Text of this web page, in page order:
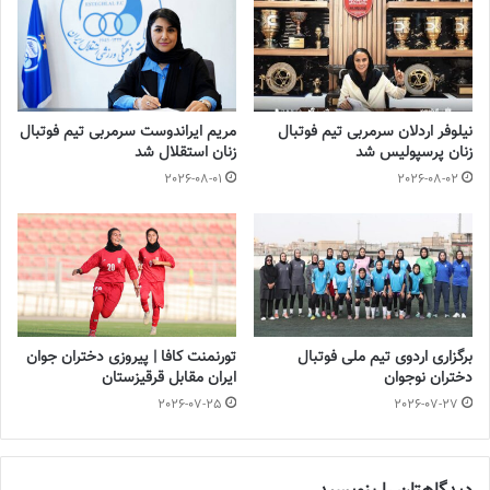
تازه‌ترین خبرها از درمان ۲ ملی‌پوش فوتبال
زنان
2023-12-24
دعوت آزمون از 30 بازیکن به اردوی تیم ملی
آینده درخشانی در انتظار فوتبال بانوان است
2022-12-10
دو خرید تازه، از فوتسالیست سابق تا خانم لژیونر!
سپاهانی‌ها برای تقویت فهرست خود در کنار تمدید قراردادهای انجام
شده فعلاً توانسته‌اند با 2 بازیکن جدید به توافق برسند؛ معصومه همتی
و مرضیه فیضی. همتی که سابقه بازی در لیگ برتر فوتبال زنان را برای
تیم‌های ذوب‌آهن و سپاهان اصفهان دارد، فصل گذشته در سوپرلیگ
نیلوفر اردلان سرمربی تیم فوتبال
زنان پرسپولیس شد
2026-08-02
مریم ایراندوست سرمربی تیم فوتبال
زنان استقلال شد
2026-08-01
برگزاری اردوی تیم ملی فوتبال
دختران نوجوان
2026-07-27
تورنمنت کافا | پیروزی دختران جوان
ایران مقابل قرقیزستان
2026-07-25